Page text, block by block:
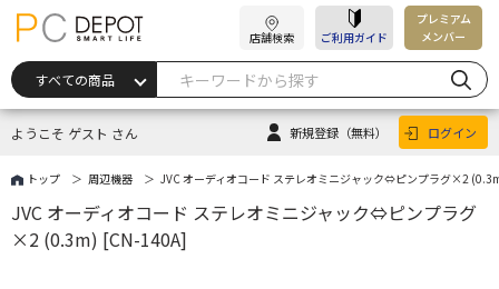
店舗検索 ご利用ガイド
プレミアム
メンバー
ようこそ ゲスト さん 新規登録 （無料） ログイン
トップ 周辺機器 JVC オーディオコード ステレオミニジャック⇔ピンプラグ×2
JVC オーディオコード ステレオミニジャック⇔ピンプラグ
×2 (0.3m) [CN-140A]